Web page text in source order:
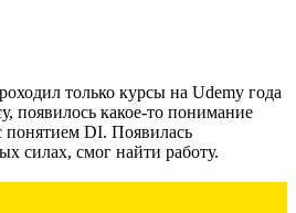
только курсы на Udemy года
появилось какое-то понимание
понятием DI. Появилась
силах, смог найти работу.